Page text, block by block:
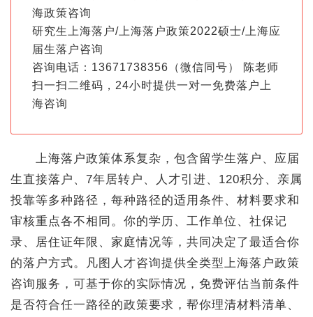
海政策咨询
研究生上海落户/上海落户政策2022硕士/上海应
届生落户咨询
咨询电话：13671738356（微信同号） 陈老师
扫一扫二维码，24小时提供一对一免费落户上
海咨询
上海落户政策体系复杂，包含留学生落户、应届
生直接落户、7年居转户、人才引进、120积分、亲属
投靠等多种路径，每种路径的适用条件、材料要求和
审核重点各不相同。你的学历、工作单位、社保记
录、居住证年限、家庭情况等，共同决定了最适合你
的落户方式。凡图人才咨询提供全类型上海落户政策
咨询服务，可基于你的实际情况，免费评估当前条件
是否符合任一路径的政策要求，帮你理清材料清单、